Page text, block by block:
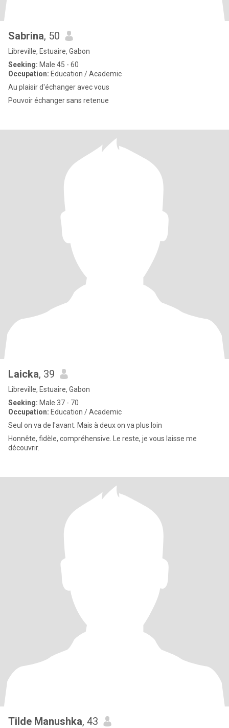
Sabrina, 50
Libreville, Estuaire, Gabon
Seeking: Male 45 - 60
Occupation: Education / Academic
Au plaisir d'échanger avec vous
Pouvoir échanger sans retenue
Laicka, 39
Libreville, Estuaire, Gabon
Seeking: Male 37 - 70
Occupation: Education / Academic
Seul on va de l'avant. Mais à deux on va plus loin
Honnête, fidèle, compréhensive. Le reste, je vous laisse me
découvrir.
Tilde Manushka, 43